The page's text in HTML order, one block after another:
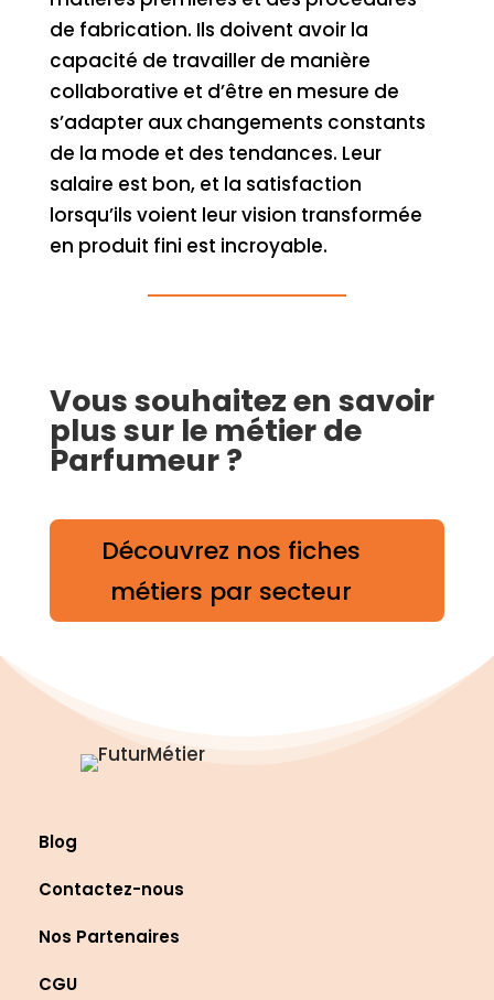
de fabrication. Ils doivent avoir la
capacité de travailler de manière
collaborative et d’être en mesure de
s’adapter aux changements constants
de la mode et des tendances. Leur
salaire est bon, et la satisfaction
lorsqu’ils voient leur vision transformée
en produit fini est incroyable.
Vous souhaitez en savoir
plus sur le métier de
Parfumeur ?
Découvrez nos fiches
métiers par secteur
Blog
Contactez-nous
Nos Partenaires
CGU